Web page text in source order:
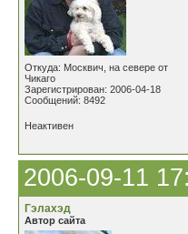
Откуда: Москвич, на севере от
Чикаго
Зарегистрирован: 2006-04-18
Сообщений: 8492
Неактивен
2006-09-11
Гэлахэд
Автор сайта